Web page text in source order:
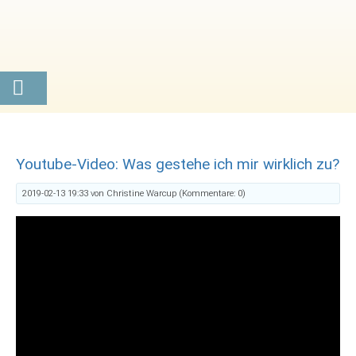
Youtube-Video: Was gestehe ich mir wirklich zu?
2019-02-13 19:33 von Christine Warcup (Kommentare: 0)